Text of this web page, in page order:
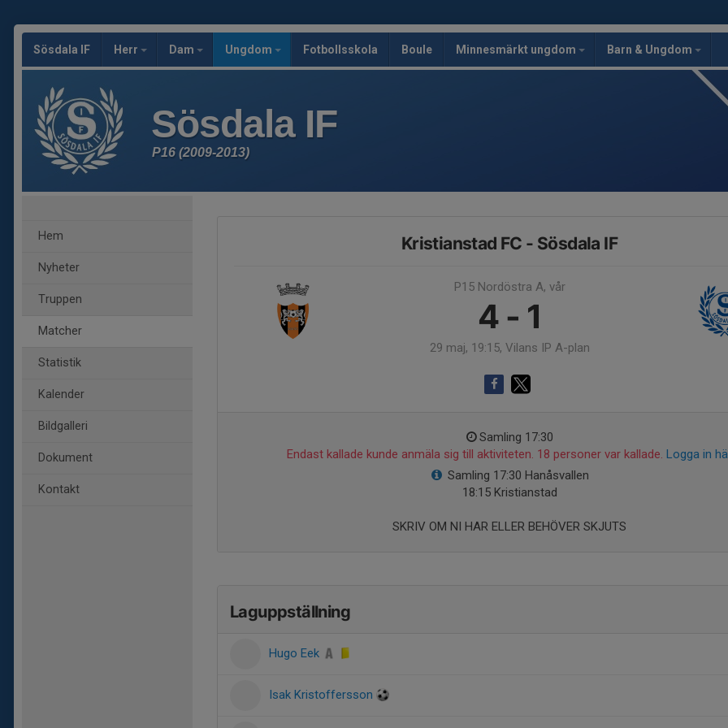
Sösdala IF Herr Dam Ungdom Fotbollsskola Boule Minnesmärkt ungdom Barn & Ungdom
Sösdala IF
P16 (2009-2013)
Hem
Nyheter
Truppen
Matcher
Statistik
Kalender
Bildgalleri
Dokument
Kontakt
Kristianstad FC - Sösdala IF
P15 Nordöstra A, vår
4 - 1
29 maj, 19:15, Vilans IP A-plan
Samling 17:30
Endast kallade kunde anmäla sig till aktiviteten. 18 personer var kallade. Logga in
Samling 17:30 Hanåsvallen
18:15 Kristianstad
SKRIV OM NI HAR ELLER BEHÖVER SKJUTS
Laguppställning
Hugo Eek
Isak Kristoffersson